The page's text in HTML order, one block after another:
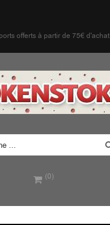
offerts à partir de 75€ d'achat
(0)